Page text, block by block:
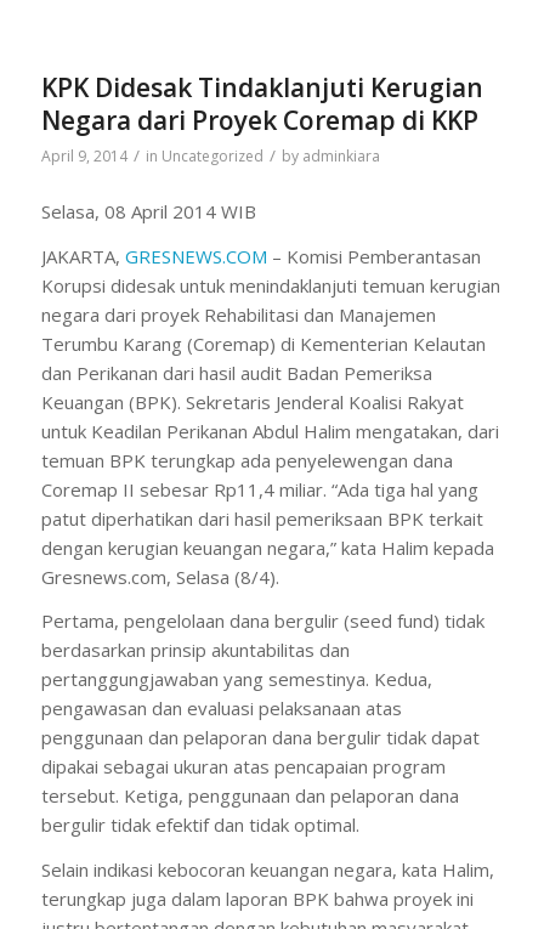
KPK Didesak Tindaklanjuti Kerugian
Negara dari Proyek Coremap di KKP
April 9, 2014 / in Uncategorized / by adminkiara
Selasa, 08 April 2014 WIB
JAKARTA, GRESNEWS.COM – Komisi Pemberantasan
Korupsi didesak untuk menindaklanjuti temuan kerugian
negara dari proyek Rehabilitasi dan Manajemen
Terumbu Karang (Coremap) di Kementerian Kelautan
dan Perikanan dari hasil audit Badan Pemeriksa
Keuangan (BPK). Sekretaris Jenderal Koalisi Rakyat
untuk Keadilan Perikanan Abdul Halim mengatakan, dari
temuan BPK terungkap ada penyelewengan dana
Coremap II sebesar Rp11,4 miliar. “Ada tiga hal yang
patut diperhatikan dari hasil pemeriksaan BPK terkait
dengan kerugian keuangan negara,” kata Halim kepada
Gresnews.com, Selasa (8/4).
Pertama, pengelolaan dana bergulir (seed fund) tidak
berdasarkan prinsip akuntabilitas dan
pertanggungjawaban yang semestinya. Kedua,
pengawasan dan evaluasi pelaksanaan atas
penggunaan dan pelaporan dana bergulir tidak dapat
dipakai sebagai ukuran atas pencapaian program
tersebut. Ketiga, penggunaan dan pelaporan dana
bergulir tidak efektif dan tidak optimal.
Selain indikasi kebocoran keuangan negara, kata Halim,
terungkap juga dalam laporan BPK bahwa proyek ini